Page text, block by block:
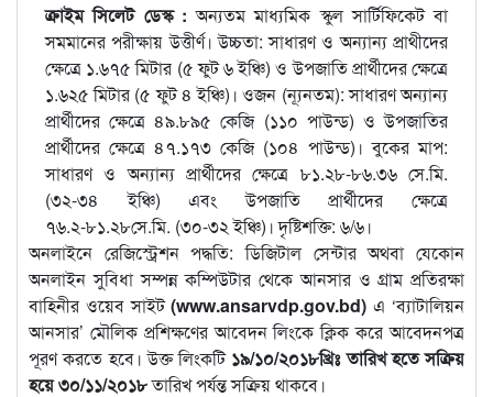
ক্রাইম সিলেট ডেস্ক : অন্যতম মাধ্যমিক স্কুল সার্টিফিকেট বা
সমমানের পরীক্ষায় উত্তীর্ণ। উচ্চতা: সাধারণ ও অন্যান্য প্রাথীদের
ক্ষেত্রে ১.৬৭৫ মিটার (৫ ফুট ৬ ইঞ্চি) ও উপজাতি প্রার্থীদের ক্ষেত্রে
১.৬২৫ মিটার (৫ ফুট ৪ ইঞ্চি)। ওজন (ন্যূনতম): সাধারণ অন্যান্য
প্রার্থীদের ক্ষেত্রে ৪৯.৮৯৫ কেজি (১১০ পাউন্ড) ও উপজাতির
প্রার্থীদের ক্ষেত্রে ৪৭.১৭৩ কেজি (১০৪ পাউন্ড)। বুকের মাপ:
সাধারণ ও অন্যান্য প্রার্থীদের ক্ষেত্রে ৮১.২৮-৮৬.৩৬ সে.মি.
(৩২-৩৪ ইঞ্চি) এবং উপজাতি প্রার্থীদের ক্ষেত্রে
৭৬.২-৮১.২৮সে.মি. (৩০-৩২ ইঞ্চি)। দৃষ্টিশক্তি: ৬/৬।
অনলাইনে রেজিস্ট্রেশন পদ্ধতি: ডিজিটাল সেন্টার অথবা যেকোন
অনলাইন সুবিধা সম্পন্ন কম্পিউটার থেকে আনসার ও গ্রাম প্রতিরক্ষা
বাহিনীর ওয়েব সাইট(www.ansarvdp.gov.bd) এ ‘ব্যাটালিয়ন
আনসার’ মৌলিক প্রশিক্ষণের আবেদন লিংকে ক্লিক করে আবেদনপত্র
পূরণ করতে হবে। উক্ত লিংকটি১৯/১০/২০১৮খ্রিঃ তারিখ হতে সক্রিয়
হয়ে ৩০/১১/২০১৮তারিখ পর্যন্ত সক্রিয় থাকবে।